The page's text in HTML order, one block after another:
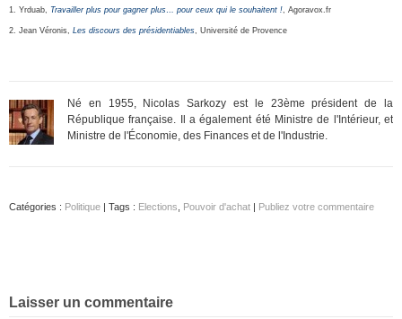
1. Yrduab, Travailler plus pour gagner plus… pour ceux qui le souhaitent ! , Agoravox.fr
2. Jean Véronis, Les discours des présidentiables , Université de Provence
Né en 1955, Nicolas Sarkozy est le 23ème président de la
République française. Il a également été Ministre de l'Intérieur, et
Ministre de l'Économie, des Finances et de l'Industrie.
Catégories : Politique | Tags : Elections Pouvoir d'achat | Publiez votre commentaire
Laisser un commentaire